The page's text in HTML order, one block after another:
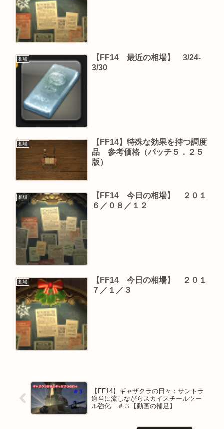
相場
【FF14 最近の相場】 3/24-
3/30
相場
【FF14】特殊な効果を持つ調度
品 参考価格（パッチ５．２５
版）
相場
【FF14 今日の相場】 ２０１
６／０８／１２
相場
【FF14 今日の相場】 ２０１
７／１／３
【FF14】ギャザクラの日々：サントラ
適当に流しながらスカイスチールツー
ル強化 ＃３【動画の補足】